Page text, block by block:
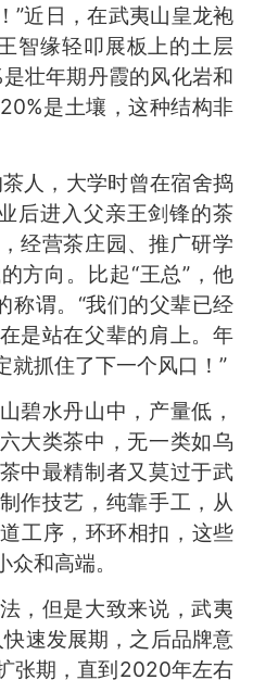
”近日，在武夷山皇龙袍
智缘轻叩展板上的土层
壮年期丹霞的风化岩和
是土壤，这种结构非
，大学时曾在宿舍捣
后进入父亲王剑锋的茶
经营茶庄园、推广研学
方向。比起“王总”，他
称谓。“我们的父辈已经
是站在父辈的肩上。年
就抓住了下一个风口！”
水丹山中，产量低，
大类茶中，无一类如乌
中最精制者又莫过于武
作技艺，纯靠手工，从
工序，环环相扣，这些
和高端。
但是大致来说，武夷
速发展期，之后品牌意
张期，直到2020年左右